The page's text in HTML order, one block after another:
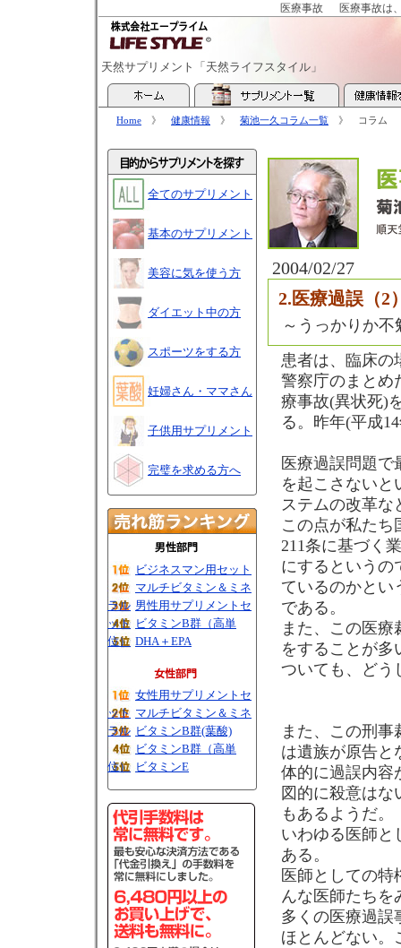
医療事故 医療事故は
天然サプリメント「天然ライフスタイル」
Home 》 健康情報 》 菊池一久コラム一覧 》 コラム
2004/02/27
2.医療過誤（2
～うっかりか不
患者は、臨床の
警察庁のまとめ
療事故(異状死)
る。昨年(平成
医療過誤問題
を起こさないと
ステムの改革な
この点が私たち
211条に基づく
にするというの
ているのかとい
である。
また、この医
をすることが多
ついても、どう
また、この刑
は遺族が原告と
体的に過誤内容
図的に殺意は
もあるようだ。
いわゆる医師と
ある。
医師としての
んな医師たちを
多くの医療過誤
ほとんどない。
全てのサプリメント
基本のサプリメント
美容に気を使う方
ダイエット中の方
スポーツをする方
妊婦さん・ママさん
子供用サプリメント
完璧を求める方へ
ビジネスマン用セット
マルチビタミン＆ミネ
ラル 男性用サプリメントセ
ット ビタミンB群（高単
位） DHA＋EPA
女性用サプリメントセ
ット マルチビタミン＆ミネ
ラル ビタミンB群(葉酸)
ビタミンB群（高単
位） ビタミンE